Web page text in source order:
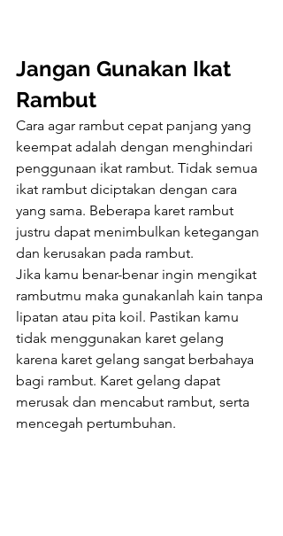
Jangan Gunakan Ikat
Rambut
Cara agar rambut cepat panjang yang
keempat adalah dengan menghindari
penggunaan ikat rambut. Tidak semua
ikat rambut diciptakan dengan cara
yang sama. Beberapa karet rambut
justru dapat menimbulkan ketegangan
dan kerusakan pada rambut.
Jika kamu benar-benar ingin mengikat
rambutmu maka gunakanlah kain tanpa
lipatan atau pita koil. Pastikan kamu
tidak menggunakan karet gelang
karena karet gelang sangat berbahaya
bagi rambut. Karet gelang dapat
merusak dan mencabut rambut, serta
mencegah pertumbuhan.